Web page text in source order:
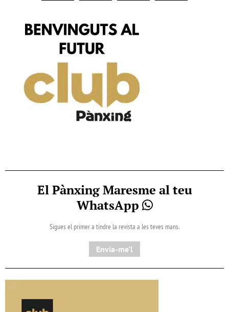
El Pànxing Maresme al teu
WhatsApp
Sigues el primer a tindre la revista a les teves mans.
Envia-me'l